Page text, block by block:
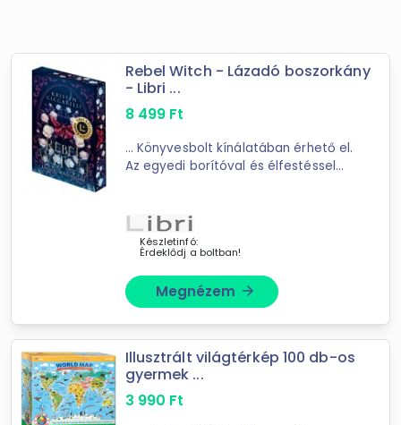
Rebel Witch - Lázadó boszorkány
- Libri ...
8 499 Ft
... Könyvesbolt kínálatában érhető el.
Az egyedi borítóval és élfestéssel
boszorkánynak vesznie kell -
leginkább Rune Wintersnek ...
Készletinfó:
Érdeklődj a boltban!
Megnézem arrow_forward
Illusztrált világtérkép 100 db-os
gyermek ...
3 990 Ft